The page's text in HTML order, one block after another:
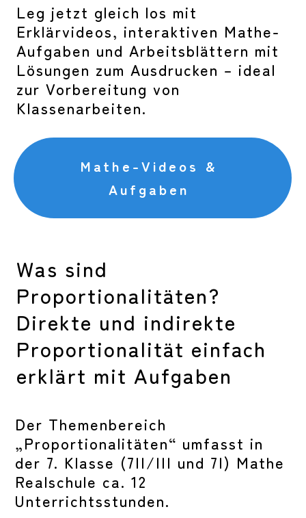
Leg jetzt gleich los mit
Erklärvideos, interaktiven Mathe-
Aufgaben und Arbeitsblättern mit
Lösungen zum Ausdrucken – ideal
zur Vorbereitung von
Klassenarbeiten.
Mathe-Videos &
Aufgaben
Was sind
Proportionalitäten?
Direkte und indirekte
Proportionalität einfach
erklärt mit Aufgaben
Der Themenbereich
„Proportionalitäten“ umfasst in
der 7. Klasse (7II/III und 7I) Mathe
Realschule ca. 12
Unterrichtsstunden.